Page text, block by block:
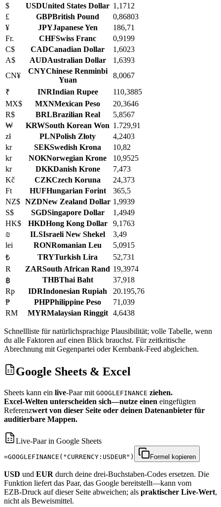
$
USDUnited States Dollar 1,1712
£
GBPBritish Pound
0,86803
¥
JPYJapanese Yen
186,71
Fr.
CHFSwiss Franc
0,9199
C$
CADCanadian Dollar
1,6023
A$
AUDAustralian Dollar
1,6393
CN¥
CNYChinese Renminbi
Yuan
8,0067
₹
INRIndian Rupee
110,3885
MX$
MXNMexican Peso
20,3646
R$
BRLBrazilian Real
5,8567
₩
KRWSouth Korean Won 1.729,91
zł
PLNPolish Złoty
4,2403
kr
SEKSwedish Krona
10,82
kr
NOKNorwegian Krone
10,9525
kr
DKKDanish Krone
7,473
Kč
CZKCzech Koruna
24,373
Ft
HUFHungarian Forint
365,5
NZ$ NZDNew Zealand Dollar 1,9939
S$
SGDSingapore Dollar
1,4949
HK$
HKDHong Kong Dollar
9,1763
₪
ILSIsraeli New Shekel
3,49
lei
RONRomanian Leu
5,0915
₺
TRYTurkish Lira
52,731
R
ZARSouth African Rand 19,3974
฿
THBThai Baht
37,918
Rp
IDRIndonesian Rupiah
20.195,76
₱
PHPPhilippine Peso
71,039
RM
MYRMalaysian Ringgit 4,6438
Schnellliste für natürlichsprachige Plausibilität; volle Tabelle, wenn
du alle Faktoren auf einen Blick brauchst. Für zeitkritische
Abrechnung mit Gegenpartei oder Kernbank‑Feed abgleichen.
Google Sheets & Excel
Sheets kann ein live‑Paar mit GOOGLEFINANCE ziehen.
Excel‑Welten unterscheiden sich—nutze einen eingefügten
Referenzwert von dieser Seite oder deinen Datenanbieter für
auditierbare Mappen.
Live‑Paar in Google Sheets
=GOOGLEFINANCE("CURRENCY:USDEUR") Formel kopieren
USD und EUR durch deine drei‑Buchstaben‑Codes ersetzen. Die
Funktion liefert das Paar, das Google bereitstellt—kann vom
EZB‑Druck auf dieser Seite abweichen; als praktischer Live‑Wert,
nicht als Beweismittel.